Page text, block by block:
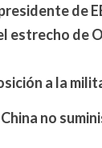
de
estrecho de
a la
China no